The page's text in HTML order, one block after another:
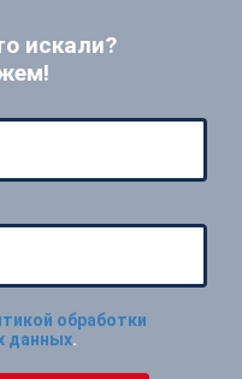
искали?
обработки
данных.